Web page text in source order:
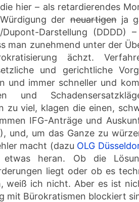
die hier – als retardierendes
Würdigung derneuartigenja
Darstellung (DDDD)
man zunehmend unter der
ächzt.
und gerichtliche
und immer schneller und
und
zu viel, klagen die einen,
IFG-Anträge und
), und, um das Ganze zu
macht (dazu OLG
heran. Ob die
liegt oder ob es
weiß ich nicht. Aber es ist
mit Bürokratismen blockiert